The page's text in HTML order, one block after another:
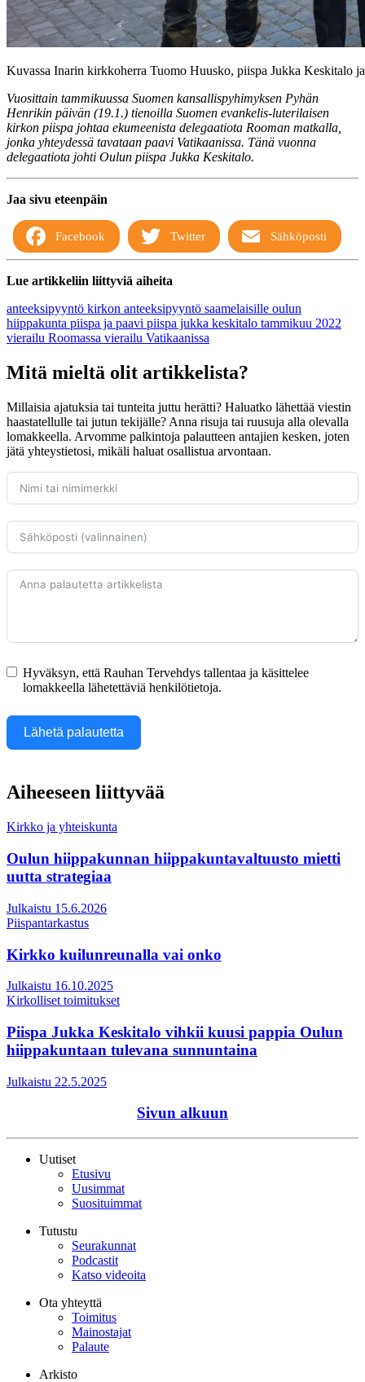
Kuvassa Inarin kirkkoherra Tuomo Huusko, piispa Jukka Keskitalo
Vuosittain tammikuussa Suomen kansallispyhimyksen Pyhän
Henrikin päivän (19.1.) tienoilla Suomen evankelis-luterilaisen
kirkon piispa johtaa ekumeenista delegaatiota Rooman matkalla,
jonka yhteydessä tavataan paavi Vatikaanissa. Tänä vuonna
delegaatiota johti Oulun piispa Jukka Keskitalo.
Jaa sivu eteenpäin
Facebook Twitter Sähköposti
Lue artikkeliin liittyviä aiheita
anteeksipyyntö kirkon anteeksipyyntö saamelaisille oulun
hiippakunta piispa ja paavi piispa jukka keskitalo tammikuu 2022
vierailu Roomassa vierailu Vatikaanissa
Mitä mieltä olit artikkelista?
Millaisia ajatuksia tai tunteita juttu herätti? Haluatko lähettää viestin
haastatellulle tai jutun tekijälle? Anna risuja tai ruusuja alla olevalla
lomakkeella. Arvomme palkintoja palautteen antajien kesken, joten
jätä yhteystietosi, mikäli haluat osallistua arvontaan.
Hyväksyn, että Rauhan Tervehdys tallentaa ja käsittelee
lomakkeella lähetettäviä henkilötietoja.
Lähetä palautetta
Aiheeseen liittyvää
Kirkko ja yhteiskunta
Oulun hiippakunnan hiippakuntavaltuusto mietti
uutta strategiaa
Julkaistu 15.6.2026
Piispantarkastus
Kirkko kuilunreunalla vai onko
Julkaistu 16.10.2025
Kirkolliset toimitukset
Piispa Jukka Keskitalo vihkii kuusi pappia Oulun
hiippakuntaan tulevana sunnuntaina
Julkaistu 22.5.2025
Sivun alkuun
Uutiset
Etusivu
Uusimmat
Suosituimmat
Tutustu
Seurakunnat
Podcastit
Katso videoita
Ota yhteyttä
Toimitus
Mainostajat
Palaute
Arkisto